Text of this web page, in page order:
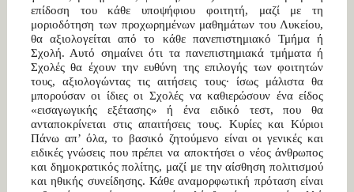
επίδοση του κάθε υποψήφιου φοιτητή, μαζί με τη
μοριοδότηση των προχωρημένων μαθημάτων του Λυκείου,
θα αξιολογείται από το κάθε πανεπιστημιακό Τμήμα ή
Σχολή. Αυτό σημαίνει ότι τα πανεπιστημιακά τμήματα ή
Σχολές θα έχουν την ευθύνη της επιλογής των φοιτητών
τους, αξιολογώντας τις αιτήσεις τους· ίσως μάλιστα θα
μπορούσαν οι ίδιες οι Σχολές να καθιερώσουν ένα είδος
«εισαγωγικής εξέτασης» ή ένα ειδικό τεστ, που θα
ανταποκρίνεται στις απαιτήσεις τους. Κυρίες και Κύριοι
Πάνω απ’ όλα, το βασικό ζητούμενο είναι οι γενικές και
ειδικές γνώσεις που πρέπει να αποκτήσει ο νέος άνθρωπος
και δημοκρατικός πολίτης, μαζί με την αίσθηση πολιτισμού
και ηθικής συνείδησης. Κάθε αναμορφωτική πρόταση είναι